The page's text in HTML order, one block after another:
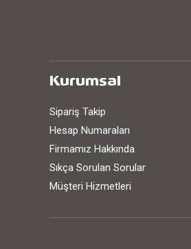
Kurumsal
Sipariş Takip
Hesap Numaraları
Firmamız Hakkında
Sıkça Sorulan Sorular
Müşteri Hizmetleri